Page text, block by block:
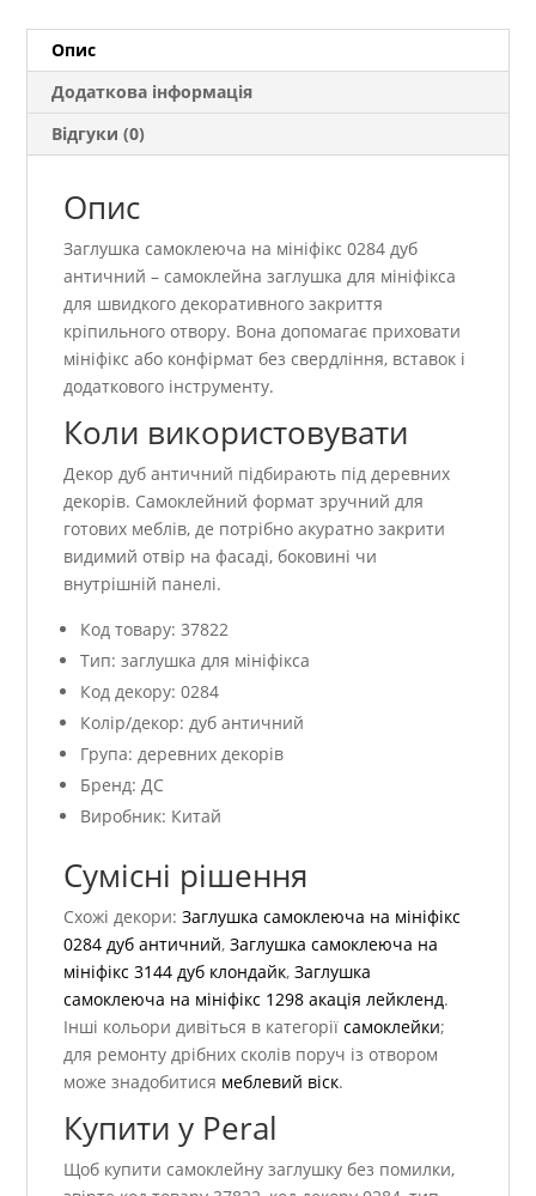
Опис
Додаткова інформація
Відгуки (0)
Опис
Заглушка самоклеюча на мініфікс 0284 дуб
античний – самоклейна заглушка для мініфікса
для швидкого декоративного закриття
кріпильного отвору. Вона допомагає приховати
мініфікс або конфірмат без свердління, вставок і
додаткового інструменту.
Коли використовувати
Декор дуб античний підбирають під деревних
декорів. Самоклейний формат зручний для
готових меблів, де потрібно акуратно закрити
видимий отвір на фасаді, боковині чи
внутрішній панелі.
Код товару: 37822
Тип: заглушка для мініфікса
Код декору: 0284
Колір/декор: дуб античний
Група: деревних декорів
Бренд: ДС
Виробник: Китай
Сумісні рішення
Схожі декори:Заглушка самоклеюча на мініфікс
0284 дуб античний,Заглушка самоклеюча на
мініфікс 3144 дуб клондайк,Заглушка
самоклеюча на мініфікс 1298 акація лейкленд.
Інші кольори дивіться в категоріїсамоклейки;
для ремонту дрібних сколів поруч із отвором
може знадобитися меблевий віск.
Купити у Peral
Щоб купити самоклейну заглушку без помилки,